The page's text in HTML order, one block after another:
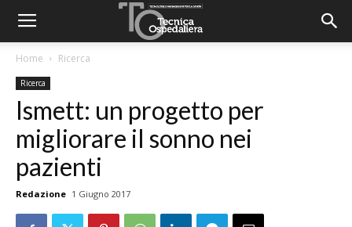
Home Ricerca
Ricerca
Ismett: un progetto per
migliorare il sonno nei
pazienti
Redazione 1 Giugno 2017